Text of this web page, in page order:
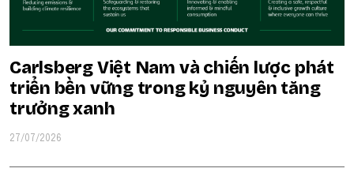
Carlsberg Việt Nam và chiến lược phát
triển bền vững trong kỷ nguyên tăng
trưởng xanh
27/07/2026